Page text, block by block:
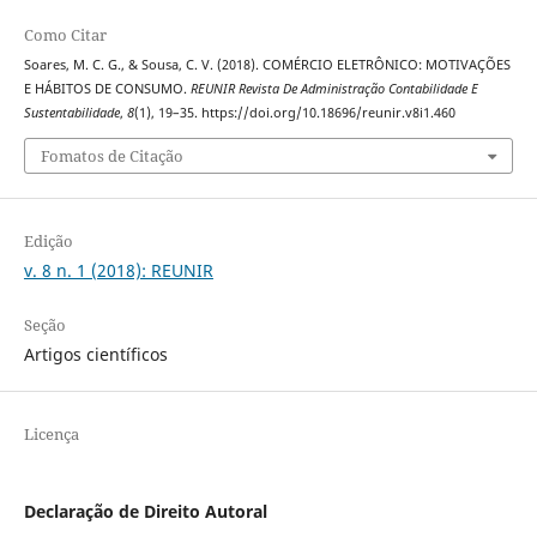
Como Citar
Soares, M. C. G., & Sousa, C. V. (2018). COMÉRCIO ELETRÔNICO: MOTIVAÇÕES
E HÁBITOS DE CONSUMO. REUNIR Revista De Administração Contabilidade E
Sustentabilidade, 8(1), 19–35. https://doi.org/10.18696/reunir.v8i1.460
Fomatos de Citação
Edição
v. 8 n. 1 (2018): REUNIR
Seção
Artigos científicos
Licença
Declaração de Direito Autoral